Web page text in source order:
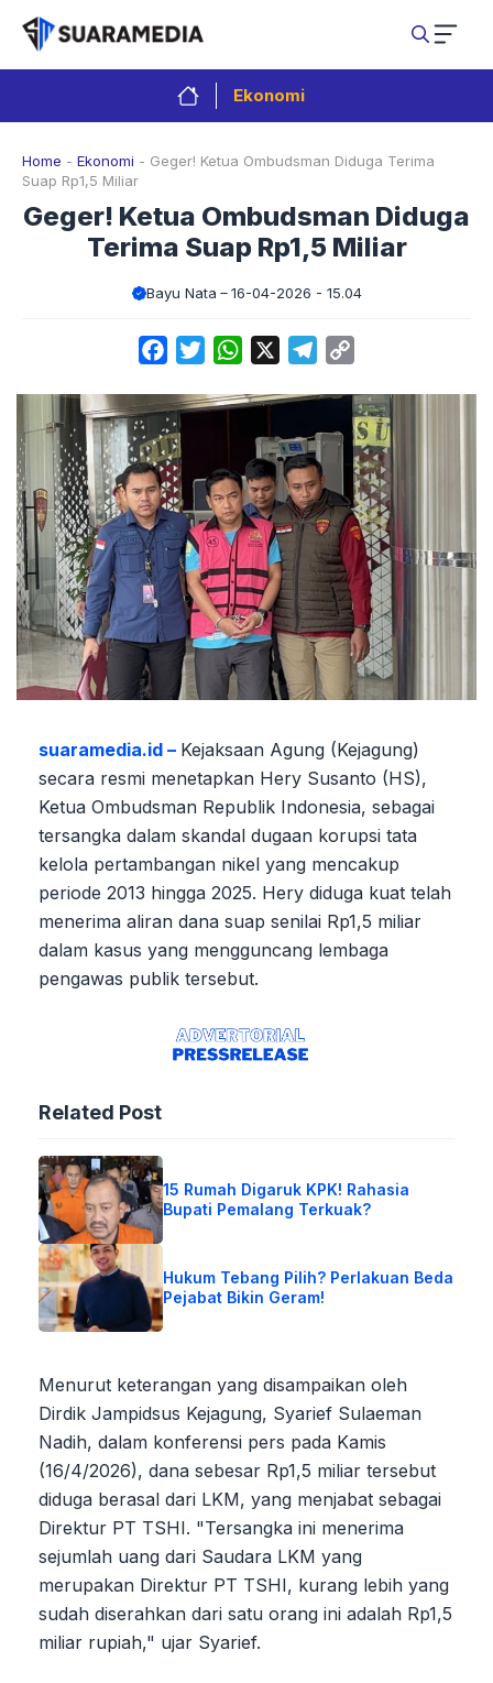
Langsung
isi
Ekonomi
Home - Ekonomi - Geger! Ketua Ombudsman Diduga Terima
Suap Rp1,5 Miliar
Geger! Ketua Ombudsman Diduga
Terima Suap Rp1,5 Miliar
Bayu Nata 16-04-2026 - 15.04
FacebookTwitterWhatsApp Telegram
suaramedia.id – Kejaksaan Agung (Kejagung)
secara resmi menetapkan Hery Susanto (HS),
Ketua Ombudsman Republik Indonesia, sebagai
tersangka dalam skandal dugaan korupsi tata
kelola pertambangan nikel yang mencakup
periode 2013 hingga 2025. Hery diduga kuat telah
menerima aliran dana suap senilai Rp1,5 miliar
dalam kasus yang mengguncang lembaga
pengawas publik tersebut.
Related Post
15 Rumah Digaruk KPK! Rahasia
Bupati Pemalang Terkuak?
Hukum Tebang Pilih? Perlakuan Beda
Pejabat Bikin Geram!
Menurut keterangan yang disampaikan oleh
Dirdik Jampidsus Kejagung, Syarief Sulaeman
Nadih, dalam konferensi pers pada Kamis
(16/4/2026), dana sebesar Rp1,5 miliar tersebut
diduga berasal dari LKM, yang menjabat sebagai
Direktur PT TSHI. "Tersangka ini menerima
sejumlah uang dari Saudara LKM yang
merupakan Direktur PT TSHI, kurang lebih yang
sudah diserahkan dari satu orang ini adalah Rp1,5
miliar rupiah," ujar Syarief.